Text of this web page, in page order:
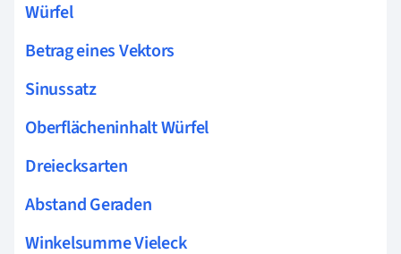
Würfel
Betrag eines Vektors
Sinussatz
Oberflächeninhalt Würfel
Dreiecksarten
Abstand Geraden
Winkelsumme Vieleck